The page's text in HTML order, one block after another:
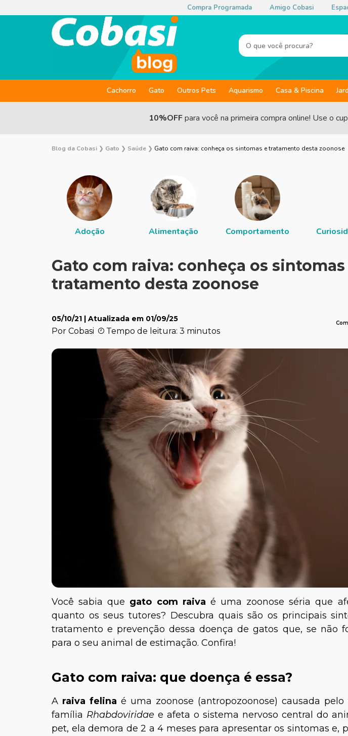
Compra Programada Amigo Cobasi
Cachorro Gato Outros Pets Aquarismo Casa & Piscina
10%OFFpara você na primeira compra online! Use o
Blog da Cobasi ❯ Gato ❯ Saúde ❯ Gato com raiva: conheça os sintomas e tratamento desta zoonose
Adoção Alimentação Comportamento
Gato com raiva: conheça os sintomas
tratamento desta zoonose
05/10/21 | Atualizada em 01/09/25
Por Cobasi Tempo de leitura: 3 minutos
Você sabia que gato com raiva é uma zoonose séria que
quanto os seus tutores? Descubra quais são os principais
tratamento e prevenção dessa doença de gatos que, se não
para o seu animal de estimação. Confira!
Gato com raiva: que doença é essa?
A raiva felina é uma zoonose (antropozoonose) causada pelo
família Rhabdoviridae e afeta o sistema nervoso central do
pet, ela demora de 2 a 4 meses para apresentar os sintomas e,